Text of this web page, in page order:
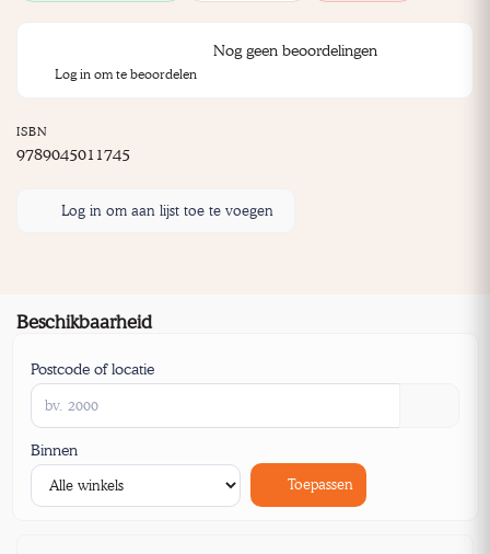
Nog geen beoordelingen
Log in om te beoordelen
ISBN
9789045011745
Log in om aan lijst toe te voegen
Beschikbaarheid
Postcode of locatie
Binnen
Toepassen